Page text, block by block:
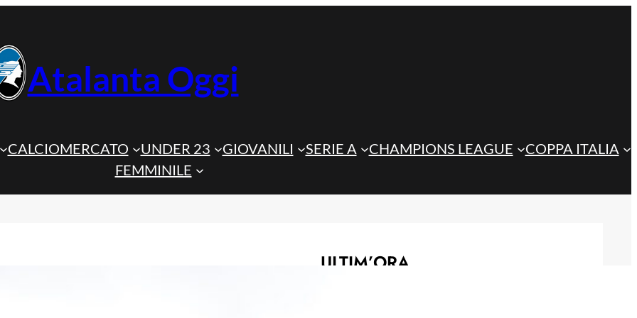
Atalanta Oggi
CALCIOMERCATO UNDER 23 GIOVANILI SERIE A CHAMPIONS LEAGUE
COPPA ITALIA
FEMMINILE
ULTIM’ORA